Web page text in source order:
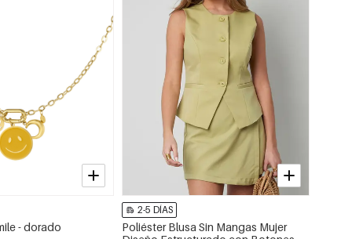
- dorado
2-5 DÍAS
Poliéster Blusa Sin Mangas Mujer